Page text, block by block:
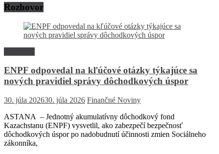
Rozhovor
ENPF odpovedal na kľúčové otázky týkajúce sa
nových pravidiel správy dôchodkových úspor
30. júla 202630. júla 2026 Finančné Noviny
ASTANA – Jednotný akumulatívny dôchodkový fond
Kazachstanu (ENPF) vysvetlil, ako zabezpečí bezpečnosť
dôchodkových úspor po nadobudnutí účinnosti zmien Sociálneho
zákonníka,